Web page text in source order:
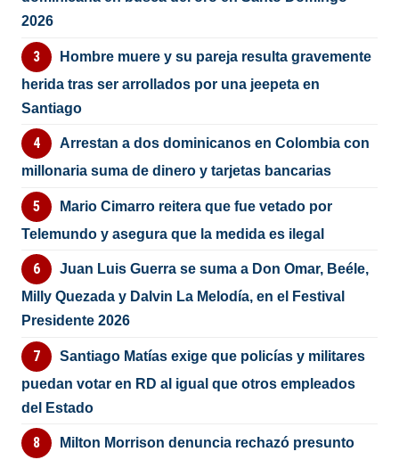
2026
Hombre muere y su pareja resulta gravemente
herida tras ser arrollados por una jeepeta en
Santiago
Arrestan a dos dominicanos en Colombia con
millonaria suma de dinero y tarjetas bancarias
Mario Cimarro reitera que fue vetado por
Telemundo y asegura que la medida es ilegal
Juan Luis Guerra se suma a Don Omar, Beéle,
Milly Quezada y Dalvin La Melodía, en el Festival
Presidente 2026
Santiago Matías exige que policías y militares
puedan votar en RD al igual que otros empleados
del Estado
Milton Morrison denuncia rechazó presunto